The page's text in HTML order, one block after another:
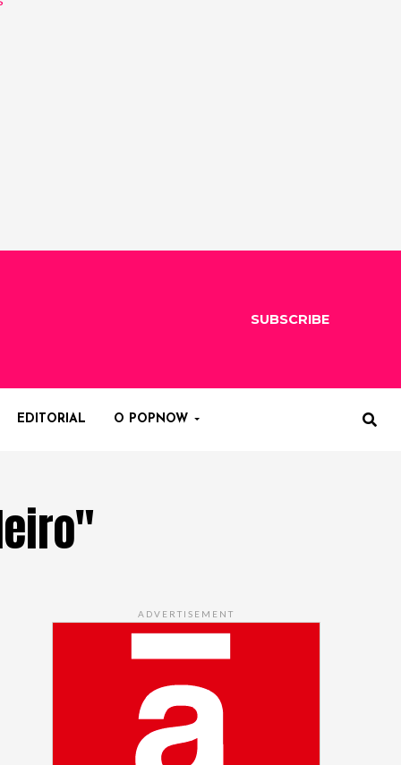
SUBSCRIBE
EDITORIAL O POPNOW
ADVERTISEMENT